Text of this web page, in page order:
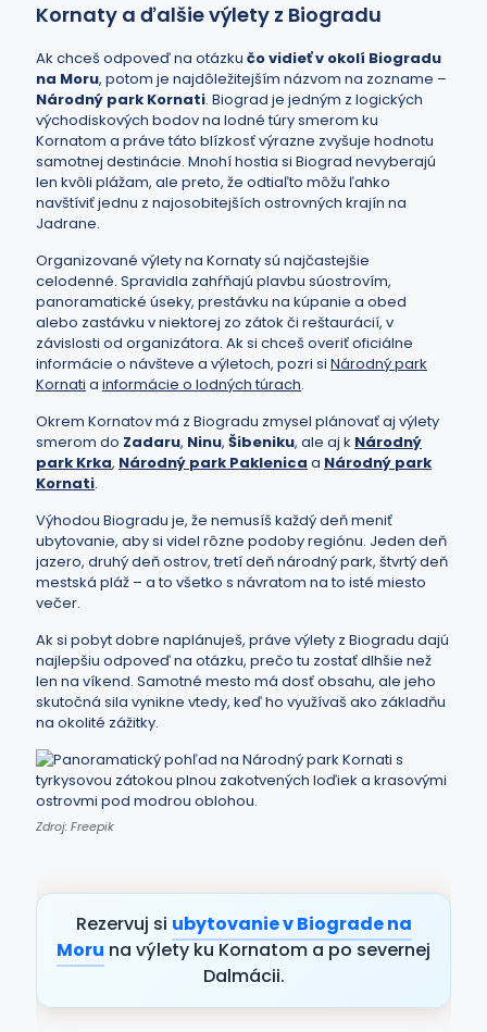
Kornaty a ďalšie výlety z Biogradu
Ak chceš odpoveď na otázku čo vidieť v okolí Biogradu
na Moru, potom je najdôležitejším názvom na zozname –
Národný park Kornati. Biograd je jedným z logických
východiskových bodov na lodné túry smerom ku
Kornatom a práve táto blízkosť výrazne zvyšuje hodnotu
samotnej destinácie. Mnohí hostia si Biograd nevyberajú
len kvôli plážam, ale preto, že odtiaľto môžu ľahko
navštíviť jednu z najosobitejších ostrovných krajín na
Jadrane.
Organizované výlety na Kornaty sú najčastejšie
celodenné. Spravidla zahŕňajú plavbu súostrovím,
panoramatické úseky, prestávku na kúpanie a obed
alebo zastávku v niektorej zo zátok či reštaurácií, v
závislosti od organizátora. Ak si chceš overiť oficiálne
informácie o návšteve a výletoch, pozri si Národný park
Kornati a informácie o lodných túrach.
Okrem Kornatov má z Biogradu zmysel plánovať aj výlety
smerom do Zadaru, Ninu, Šibeniku, ale aj k Národný
park Krka, Národný park Paklenica a Národný park
Kornati.
Výhodou Biogradu je, že nemusíš každý deň meniť
ubytovanie, aby si videl rôzne podoby regiónu. Jeden deň
jazero, druhý deň ostrov, tretí deň národný park, štvrtý deň
mestská pláž – a to všetko s návratom na to isté miesto
večer.
Ak si pobyt dobre naplánuješ, práve výlety z Biogradu dajú
najlepšiu odpoveď na otázku, prečo tu zostať dlhšie než
len na víkend. Samotné mesto má dosť obsahu, ale jeho
skutočná sila vynikne vtedy, keď ho využívaš ako základňu
na okolité zážitky.
Zdroj: Freepik
Rezervuj si ubytovanie v Biograde na
Moru na výlety ku Kornatom a po severnej
Dalmácii.